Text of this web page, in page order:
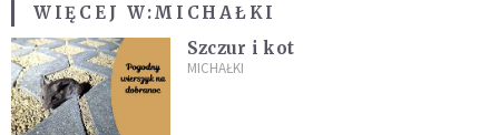
WIĘCEJ W:MICHAŁKI
Szczur i kot
MICHAŁKI